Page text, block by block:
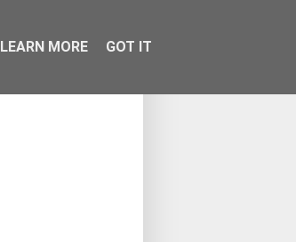
LEARN MORE GOT IT